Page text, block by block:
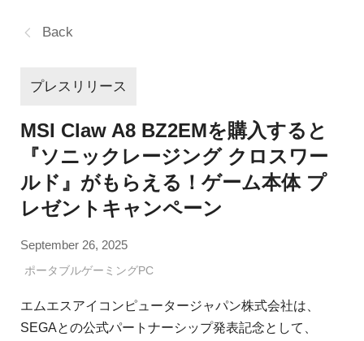
Back
プレスリリース
MSI Claw A8 BZ2EMを購入すると
『ソニックレージング クロスワー
ルド』がもらえる！ゲーム本体 プ
レゼントキャンペーン
September 26, 2025
ポータブルゲーミングPC
エムエスアイコンピュータージャパン株式会社は、
SEGAとの公式パートナーシップ発表記念として、